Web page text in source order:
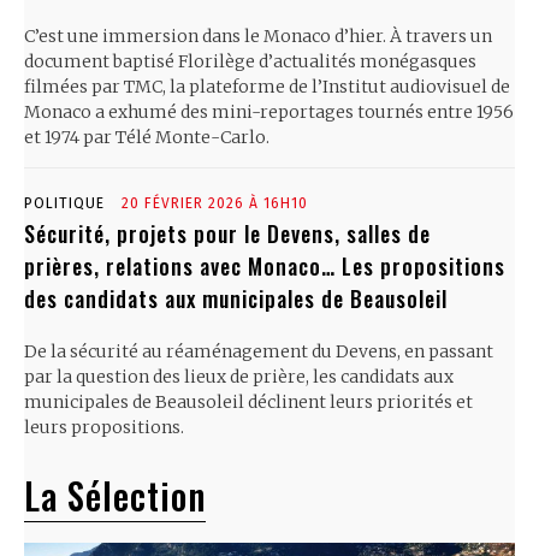
C’est une immersion dans le Monaco d’hier. À travers un
document baptisé Florilège d’actualités monégasques
filmées par TMC, la plateforme de l’Institut audiovisuel de
Monaco a exhumé des mini-reportages tournés entre 1956
et 1974 par Télé Monte-Carlo.
POLITIQUE 20 FÉVRIER 2026 À 16H10
Sécurité, projets pour le Devens, salles de
prières, relations avec Monaco… Les propositions
des candidats aux municipales de Beausoleil
De la sécurité au réaménagement du Devens, en passant
par la question des lieux de prière, les candidats aux
municipales de Beausoleil déclinent leurs priorités et
leurs propositions.
La Sélection